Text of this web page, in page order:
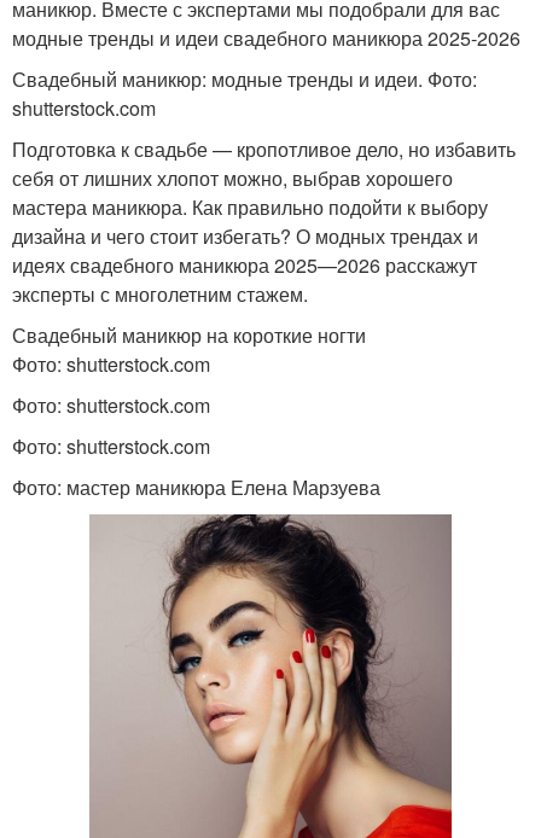
маникюр. Вместе с экспертами мы подобрали для вас
модные тренды и идеи свадебного маникюра 2025-2026
Свадебный маникюр: модные тренды и идеи. Фото:
shutterstock.com
Подготовка к свадьбе — кропотливое дело, но избавить
себя от лишних хлопот можно, выбрав хорошего
мастера маникюра. Как правильно подойти к выбору
дизайна и чего стоит избегать? О модных трендах и
идеях свадебного маникюра 2025—2026 расскажут
эксперты с многолетним стажем.
Свадебный маникюр на короткие ногти
Фото: shutterstock.com
Фото: shutterstock.com
Фото: shutterstock.com
Фото: мастер маникюра Елена Марзуева